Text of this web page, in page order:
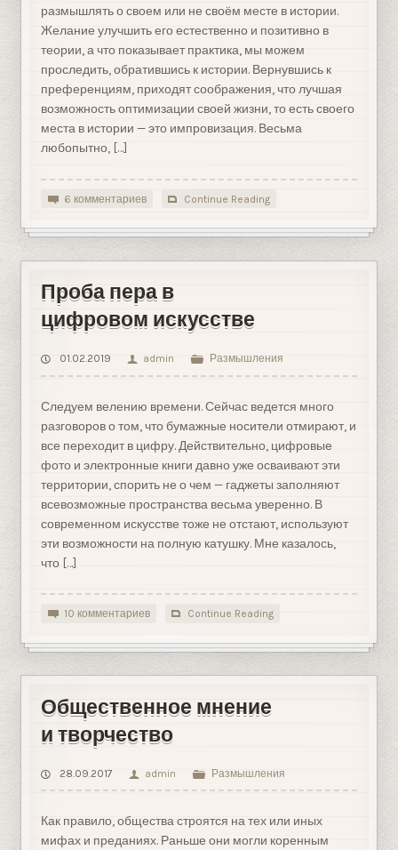
размышлять о своем или не своём месте в истории.
Желание улучшить его естественно и позитивно в
теории, а что показывает практика, мы можем
проследить, обратившись к истории. Вернувшись к
преференциям, приходят соображения, что лучшая
возможность оптимизации своей жизни, то есть своего
места в истории — это импровизация. Весьма
любопытно, […]
6 комментариев Continue Reading
Проба пера в
цифровом искусстве ​
01.02.2019 admin Размышления
Следуем велению времени. Сейчас ведется много
разговоров о том, что бумажные носители отмирают, и
все переходит в цифру. Действительно, цифровые
фото и электронные книги давно уже осваивают эти
территории, спорить не о чем — гаджеты заполняют
всевозможные пространства весьма уверенно. В
современном искусстве тоже не отстают, используют
эти возможности на полную катушку. Мне казалось,
что […]
10 комментариев Continue Reading
Общественное мнение
и творчество
28.09.2017 admin Размышления
Как правило, общества строятся на тех или иных
мифах и преданиях. Раньше они могли коренным